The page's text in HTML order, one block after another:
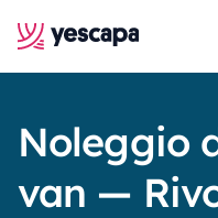
Noleggio
van —